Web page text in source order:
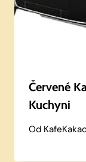
Červené
Kuchyni
Od